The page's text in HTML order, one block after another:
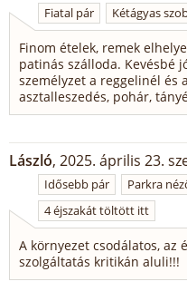
Fiatal pár Kétágyas
Finom ételek, remek
patinás szálloda. Kevésbé
személyzet a reggelinél és
asztalleszedés, pohár,
László, 2025. április 23.
Idősebb pár
Parkra
4 éjszakát töltött itt
A környezet csodálatos, az
szolgáltatás kritikán aluli!!!